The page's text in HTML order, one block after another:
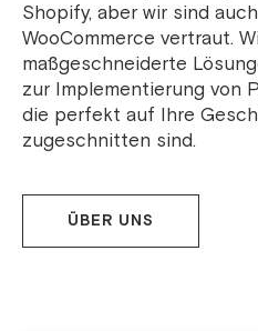
Shopify, aber wir sind
WooCommerce vertraut.
maßgeschneiderte
zur Implementierung von
die perfekt auf Ihre
zugeschnitten sind.
ÜBER UNS